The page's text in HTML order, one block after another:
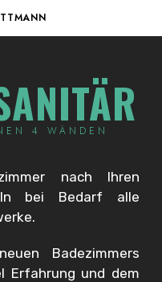
4 WÄNDEN
nach Ihren
bei Bedarf alle
Badezimmers
Erfahrung und dem